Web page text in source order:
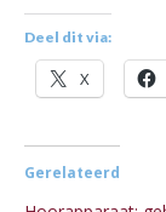
Deel dit via:
X
Gerelateerd